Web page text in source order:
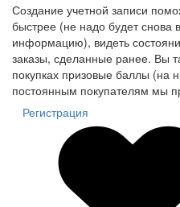
Создание учетной записи
быстрее (не надо будет снова
информацию), видеть
заказы, сделанные ранее. Вы
покупках призовые баллы (на
постоянным покупателям мы
Регистрация